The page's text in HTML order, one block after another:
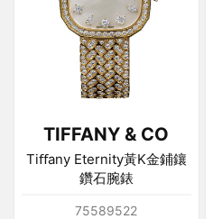
TIFFANY & CO
Tiﬀany Eternity黃K金鋪鑲
鑽石腕錶
75589522